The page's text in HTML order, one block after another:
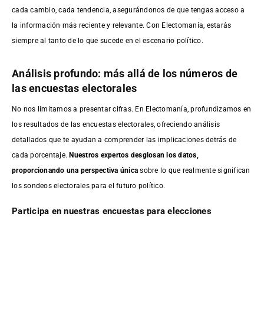
cada cambio, cada tendencia, asegurándonos de que tengas acceso a
la información más reciente y relevante. Con Electomanía, estarás
siempre al tanto de lo que sucede en el escenario político.
Análisis profundo: más allá de los números de
las encuestas electorales
No nos limitamos a presentar cifras. En Electomanía, profundizamos en
los resultados de las encuestas electorales, ofreciendo análisis
detallados que te ayudan a comprender las implicaciones detrás de
cada porcentaje.Nuestros expertos desglosan los datos,
proporcionando una perspectiva única sobre lo que realmente significan
los sondeos electorales para el futuro político.
Participa en nuestras encuestas para elecciones